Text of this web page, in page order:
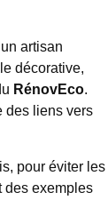
artisan
décorative,
RénovEco.
des liens vers
pour éviter les
des exemples